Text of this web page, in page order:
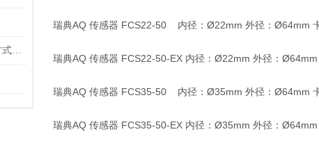
瑞典AQ M-Tech空气传感器的安装方式推荐
瑞典AQ 传感器 FCS22-50 内径：Ø22mm 外径：Ø64mm
瑞典AQ 传感器 FCS22-50-EX 内径：Ø22mm 外径：Ø64mm
瑞典AQ 传感器 FCS35-50 内径：Ø35mm 外径：Ø64mm
瑞典AQ 传感器 FCS35-50-EX 内径：Ø35mm 外径：Ø64mm